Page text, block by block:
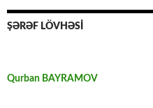
ŞƏRƏF LÖVHƏSİ
Qurban BAYRAMOV